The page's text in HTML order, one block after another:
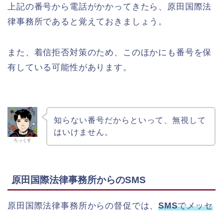
上記の番号から電話がかかってきたら、原田国際法
律事務所であると覚えておきましょう。
また、着信拒否対策のため、このほかにも番号を保
有している可能性があります。
ろっくす
知らない番号だからといって、無視して
はいけません。
原田国際法律事務所からのSMS
原田国際法律事務所からの督促では、SMSでメッセ